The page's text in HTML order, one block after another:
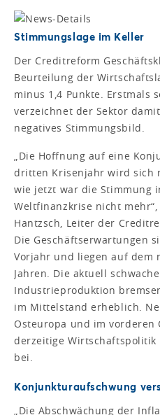
Stimmungslage im Keller
Der Creditreform
Beurteilung der
minus 1,4 Punkte. Erstmals
verzeichnet der Sektor
negatives Stimmungsbild.
„Die Hoffnung auf eine
dritten Krisenjahr wird sich
wie jetzt war die Stimmung
Weltfinanzkrise nicht
Hantzsch, Leiter der
Die Geschäftserwartungen
Vorjahr und liegen auf dem
Jahren. Die aktuell
Industrieproduktion
im Mittelstand erheblich.
Osteuropa und im
derzeitige
bei.
Konjunkturaufschwung
„Die Abschwächung der